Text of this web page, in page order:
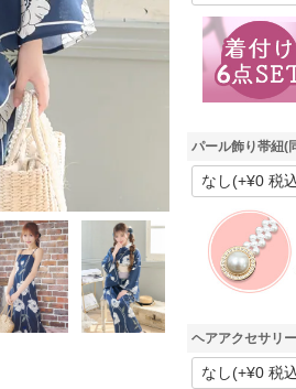
パール飾り帯紐(
ヘアアクセサリ